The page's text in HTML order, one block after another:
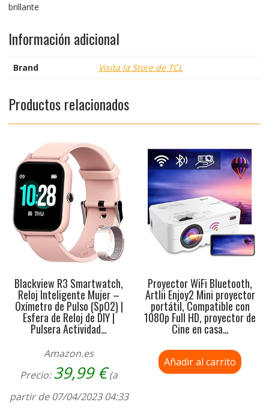
brillante
Información adicional
Brand Visita la Store de TCL
Productos relacionados
Blackview R3 Smartwatch,
Reloj Inteligente Mujer –
Oxímetro de Pulso (SpO2) |
Esfera de Reloj de DIY |
Pulsera Actividad…
Amazon.es
Precio:39,99€ (a
partir de 07/04/2023 04:33
Proyector WiFi Bluetooth,
Artlii Enjoy2 Mini proyector
portátil, Compatible con
1080p Full HD, proyector de
Cine en casa…
Añadir al carrito